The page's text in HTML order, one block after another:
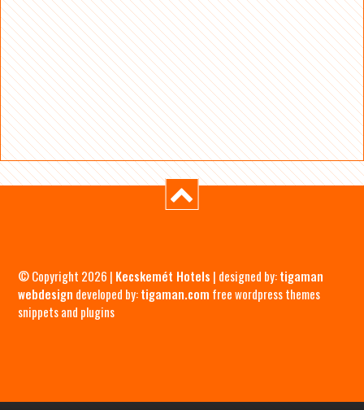
© Copyright 2026 | Kecskemét Hotels | designed by:tigaman
webdesign developed by:tigaman.com free wordpress themes
snippets and plugins